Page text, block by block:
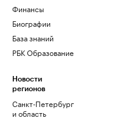
Финансы
Биографии
База знаний
РБК Образование
Новости
регионов
Санкт-Петербург
и область